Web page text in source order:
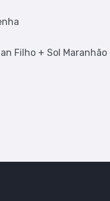
Filho + Sol Maranhão